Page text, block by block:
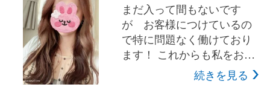
まだ入って間もないです
が お客様につけているの
で特に問題なく働けており
ます！ これからも私をお願
い致します（笑） ご利用い
ただいているお客様優しい
続きを見る